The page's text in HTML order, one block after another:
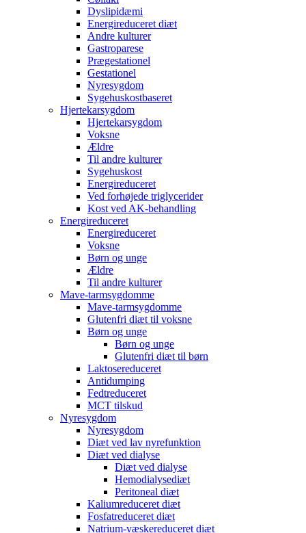
Dyslipidæmi
Energireduceret diæt
Andre kulturer
Gastroparese
Prægestationel
Gestationel
Nyresygdom
Sygehuskostbaseret
Hjertekarsygdom
Hjertekarsygdom
Voksne
Ældre
Til andre kulturer
Sygehuskost
Energireduceret
Ved forhøjede triglycerider
Kost ved AK-behandling
Energireduceret
Energireduceret
Voksne
Børn og unge
Ældre
Til andre kulturer
Mave-tarmsygdomme
Mave-tarmsygdomme
Glutenfri diæt til voksne
Børn og unge
Børn og unge
Glutenfri diæt til børn
Laktosereduceret
Antidumping
Fedtreduceret
MCT tilskud
Nyresygdom
Nyresygdom
Diæt ved lav nyrefunktion
Diæt ved dialyse
Diæt ved dialyse
Hemodialysediæt
Peritoneal diæt
Kaliumreduceret diæt
Fosfatreduceret diæt
Natrium-væskereduceret diæt